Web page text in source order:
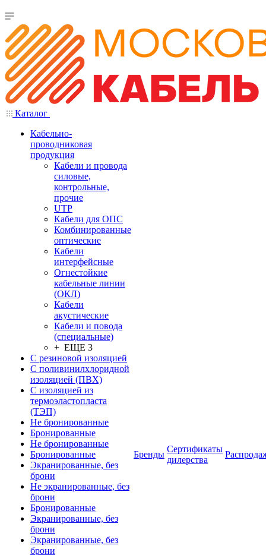
Каталог
Кабельно-
проводниковая
продукция
Кабели и провода
силовые,
контрольные,
прочие
UTP
Кабели для ОПС
Комбинированные
оптические
Кабели
интерфейсные
Огнестойкие
кабельные линии
(ОКЛ)
Кабели
акустические
Кабели и повода
(специальные)
+ ЕЩЕ 3
С резиновой изоляцией
С поливинилхлоридной
изоляцией (ПВХ)
С изоляцией из
термоэластопласта
(ТЭП)
Не бронированные
Бронированные
Не бронированные
Бронированные
Экранированные, без
брони
Не экранированные, без
брони
Бронированные
Экранированные, без
брони
Экранированные, без
брони
Бренды
Сертификаты
дилерства